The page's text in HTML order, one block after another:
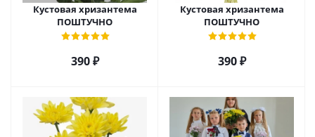
Кустовая хризантема
ПОШТУЧНО
390₽
Кустовая хризантема
ПОШТУЧНО
390₽